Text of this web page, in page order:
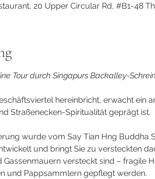
20 Upper Circular Rd, #B1-48
Tour durch Singapurs Backalley-
hereinbricht, erwacht ein
Straßenecken-Spiritualität geprägt ist.
wurde vom Say Tian Hng Buddha
und bringt Sie zu versteckten
versteckt sind – fragile
und Pappsammlern gepflegt werden.